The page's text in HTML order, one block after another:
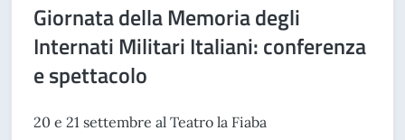
Giornata della Memoria degli
Internati Militari Italiani: conferenza
e spettacolo
20 e 21 settembre al Teatro la Fiaba